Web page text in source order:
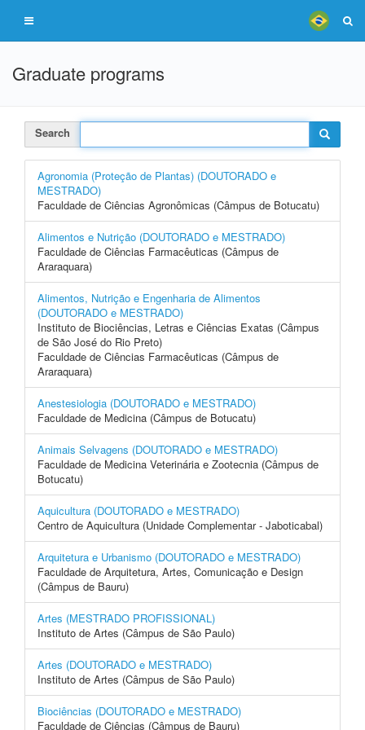
Graduate programs
Search
Agronomia (Proteção de Plantas) (DOUTORADO e
MESTRADO)
Faculdade de Ciências Agronômicas (Câmpus de Botucatu)
Alimentos e Nutrição (DOUTORADO e MESTRADO)
Faculdade de Ciências Farmacêuticas (Câmpus de
Araraquara)
Alimentos, Nutrição e Engenharia de Alimentos
(DOUTORADO e MESTRADO)
Instituto de Biociências, Letras e Ciências Exatas (Câmpus
de São José do Rio Preto)
Faculdade de Ciências Farmacêuticas (Câmpus de
Araraquara)
Anestesiologia (DOUTORADO e MESTRADO)
Faculdade de Medicina (Câmpus de Botucatu)
Animais Selvagens (DOUTORADO e MESTRADO)
Faculdade de Medicina Veterinária e Zootecnia (Câmpus de
Botucatu)
Aquicultura (DOUTORADO e MESTRADO)
Centro de Aquicultura (Unidade Complementar - Jaboticabal)
Arquitetura e Urbanismo (DOUTORADO e MESTRADO)
Faculdade de Arquitetura, Artes, Comunicação e Design
(Câmpus de Bauru)
Artes (MESTRADO PROFISSIONAL)
Instituto de Artes (Câmpus de São Paulo)
Artes (DOUTORADO e MESTRADO)
Instituto de Artes (Câmpus de São Paulo)
Biociências (DOUTORADO e MESTRADO)
Faculdade de Ciências (Câmpus de Bauru)